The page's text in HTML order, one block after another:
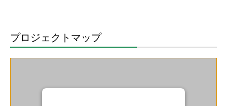
プロジェクトマップ